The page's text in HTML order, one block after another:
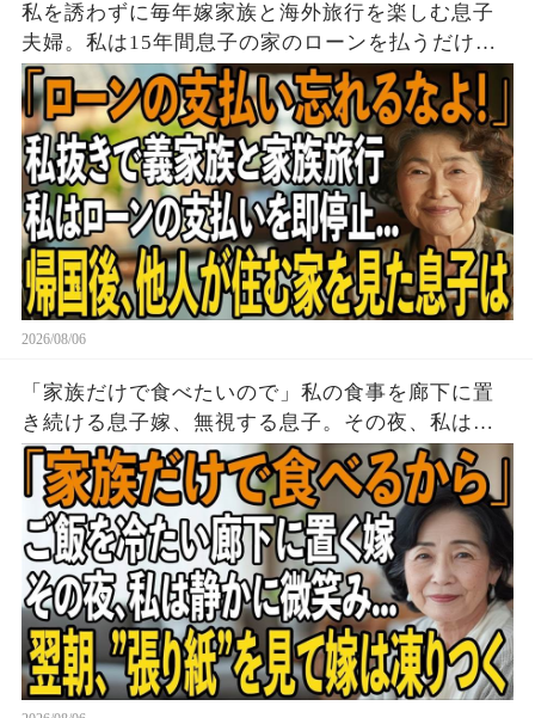
私を誘わずに毎年嫁家族と海外旅行を楽しむ息子
夫婦。私は15年間息子の家のローンを払うだけ黙
って実印を押し家を即売却→帰国後、他人が住む
家を見た息子は顔面蒼白に
2026/08/06
「家族だけで食べたいので」私の食事を廊下に置
き続ける息子嫁、無視する息子。その夜、私は黙
って姿を消した→翌朝、玄関の張り紙に息子嫁は
顔面蒼白に